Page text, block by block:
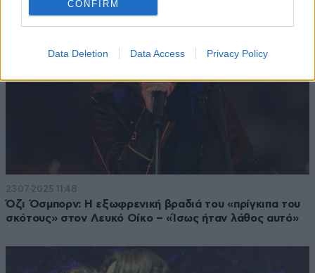
CONFIRM
Data Deletion Data Access Privacy Policy
23·07·2025 11:48
Όζι Όσμπορν: Η εξωφρενική βραδιά του «πρίγκιπα του
σκότους» στον Λευκό Οίκο – «Ίσως ήταν λάθος αυτό»